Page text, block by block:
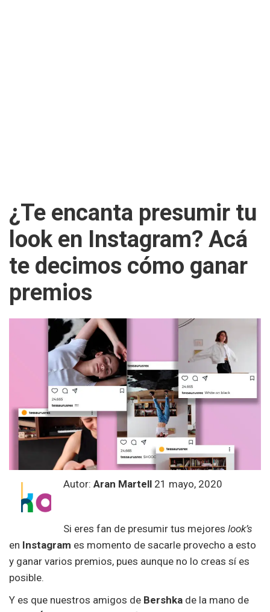
¿Te encanta presumir tu
look en Instagram? Acá
te decimos cómo ganar
premios
Autor: Aran Martell 21 mayo, 2020
Si eres fan de presumir tus mejores look’s
en Instagram es momento de sacarle provecho a esto
y ganar varios premios, pues aunque no lo creas sí es
posible.
Y es que nuestros amigos de Bershka de la mano de